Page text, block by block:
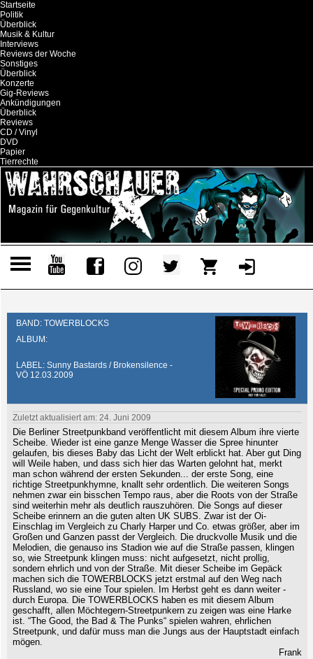
Startseite
Politik
Überblick
Musik & Kultur
Interviews
Reviews der Woche
Sonstiges
Überblick
Konzerte
Gig-Reviews
Ankündigungen
Überblick
Reviews
CD / Vinyl
DVD
Papier
Tierrechte
BAND: TOWERBLOCKS
ALBUM:
LABEL: Sunny Bastards / Brokensilence -
VÖ 12.03.2009
Zuletzt aktualisiert am: 24. Juni 2009
Die Berliner Streetpunkband veröffentlicht mit diesem Album ihre vierte
Scheibe. Wieder ist eine ganze Menge Wasser die Spree hinunter
gelaufen, bis dieses Baby das Licht der Welt erblickt hat. Aber gut Ding
will Weile haben, und dass sich hier das Warten gelohnt hat, merkt
man schon während der ersten Sekunden... der erste Song, eine
richtige Streetpunkhymne, knallt sehr ordentlich. Die weiteren Songs
nehmen zwar ein bisschen Tempo raus, aber die Roots von der Straße
sind weiterhin mehr als deutlich rauszuhören. Die Songs auf dieser
Scheibe erinnern an die guten alten UK SUBS. Zwar ist der Oi-
Einschlag im Vergleich zu Charly Harper und Co. etwas größer, aber im
Großen und Ganzen passt der Vergleich. Die druckvolle Musik und die
Melodien, die genauso ins Stadion wie auf die Straße passen, klingen
so, wie Streetpunk klingen muss: nicht aufgesetzt, nicht prollig,
sondern ehrlich und von der Straße. Mit dieser Scheibe im Gepäck
machen sich die TOWERBLOCKS jetzt erstmal auf den Weg nach
Russland, wo sie eine Tour spielen. Im Herbst geht es dann weiter -
durch Europa. Die TOWERBLOCKS haben es mit diesem Album
geschafft, allen Möchtegern-Streetpunkern zu zeigen was eine Harke
ist. “The Good, the Bad & The Punks“ spielen wahren, ehrlichen
Streetpunk, und dafür muss man die Jungs aus der Hauptstadt einfach
mögen.
Frank